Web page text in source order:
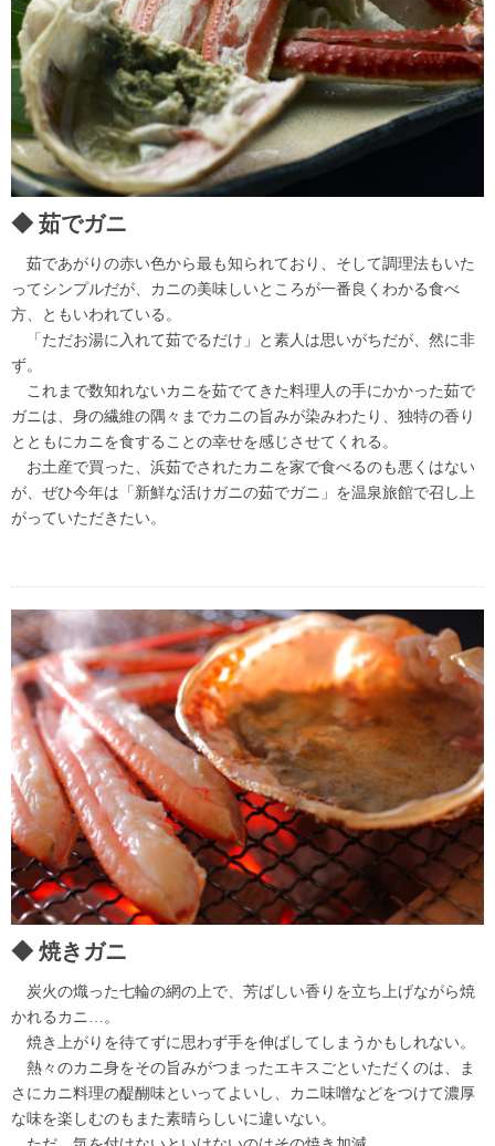
茹でガニ
茹であがりの赤い色から最も知られており、そして調理法もいた
ってシンプルだが、カニの美味しいところが一番良くわかる食べ
方、ともいわれている。
「ただお湯に入れて茹でるだけ」と素人は思いがちだが、然に非
ず。
これまで数知れないカニを茹でてきた料理人の手にかかった茹で
ガニは、身の繊維の隅々までカニの旨みが染みわたり、独特の香り
とともにカニを食することの幸せを感じさせてくれる。
お土産で買った、浜茹でされたカニを家で食べるのも悪くはない
が、ぜひ今年は「新鮮な活けガニの茹でガニ」を温泉旅館で召し上
がっていただきたい。
焼きガニ
炭火の熾った七輪の網の上で、芳ばしい香りを立ち上げながら焼
かれるカニ…。
焼き上がりを待てずに思わず手を伸ばしてしまうかもしれない。
熱々のカニ身をその旨みがつまったエキスごといただくのは、ま
さにカニ料理の醍醐味といってよいし、カニ味噌などをつけて濃厚
な味を楽しむのもまた素晴らしいに違いない。